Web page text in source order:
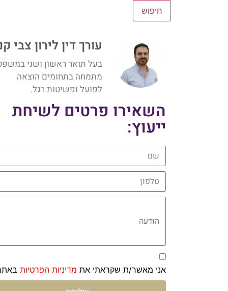
חיפוש
עורך דין לירון צבי
בעל תואר ראשון ושני
מתמחה בתחומים הוצאה
לפועל ופשיטות רגל.
השאירו פרטים לשיחת
ייעוץ:
שם
טלפון
הודעה
אני מאשר/ת שקראתי את מדיניות הפרטיות